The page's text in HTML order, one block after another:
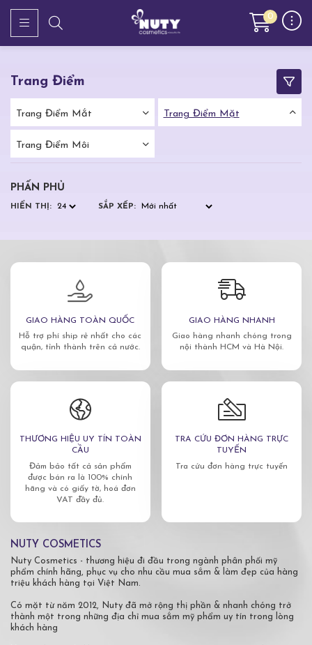
0
Trang Điểm
Trang Điểm Mắt Trang Điểm Mặt
Trang Điểm Môi
PHẤN PHỦ
HIỂN THỊ: SẮP XẾP:
GIAO HÀNG TOÀN QUỐC
Hỗ trợ phí ship rẻ nhất cho các
quận, tỉnh thành trên cả nước.
GIAO HÀNG NHANH
Giao hàng nhanh chóng trong
nội thành HCM và Hà Nội.
THƯƠNG HIỆU UY TÍN TOÀN
CẦU
Đảm bảo tất cả sản phẩm
được bán ra là 100% chính
hãng và có giấy tờ, hoá đơn
VAT đầy đủ.
TRA CỨU ĐƠN HÀNG TRỰC
TUYẾN
Tra cứu đơn hàng trực tuyến
NUTY COSMETICS
Nuty Cosmetics - thương hiệu đi đầu trong ngành phân phối mỹ
phẩm chính hãng, phục vụ cho nhu cầu mua sắm & làm đẹp của hàng
triệu khách hàng tại Việt Nam.
Có mặt từ năm 2012, Nuty đã mở rộng thị phần & nhanh chóng trở
thành một trong những địa chỉ mua sắm mỹ phẩm uy tín trong lòng
khách hàng